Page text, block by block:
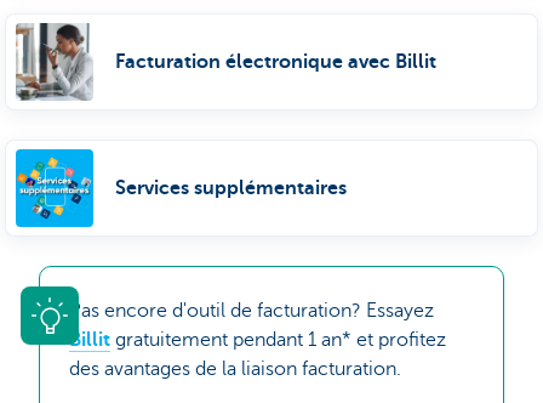
Facturation électronique avec Billit
Services supplémentaires
Pas encore d'outil de facturation? Essayez
Billit gratuitement pendant 1 an* et profitez
des avantages de la liaison facturation.